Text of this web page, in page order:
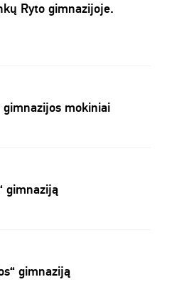
Ryto gimnazijoje.
gimnazijos mokiniai
gimnaziją
gimnaziją